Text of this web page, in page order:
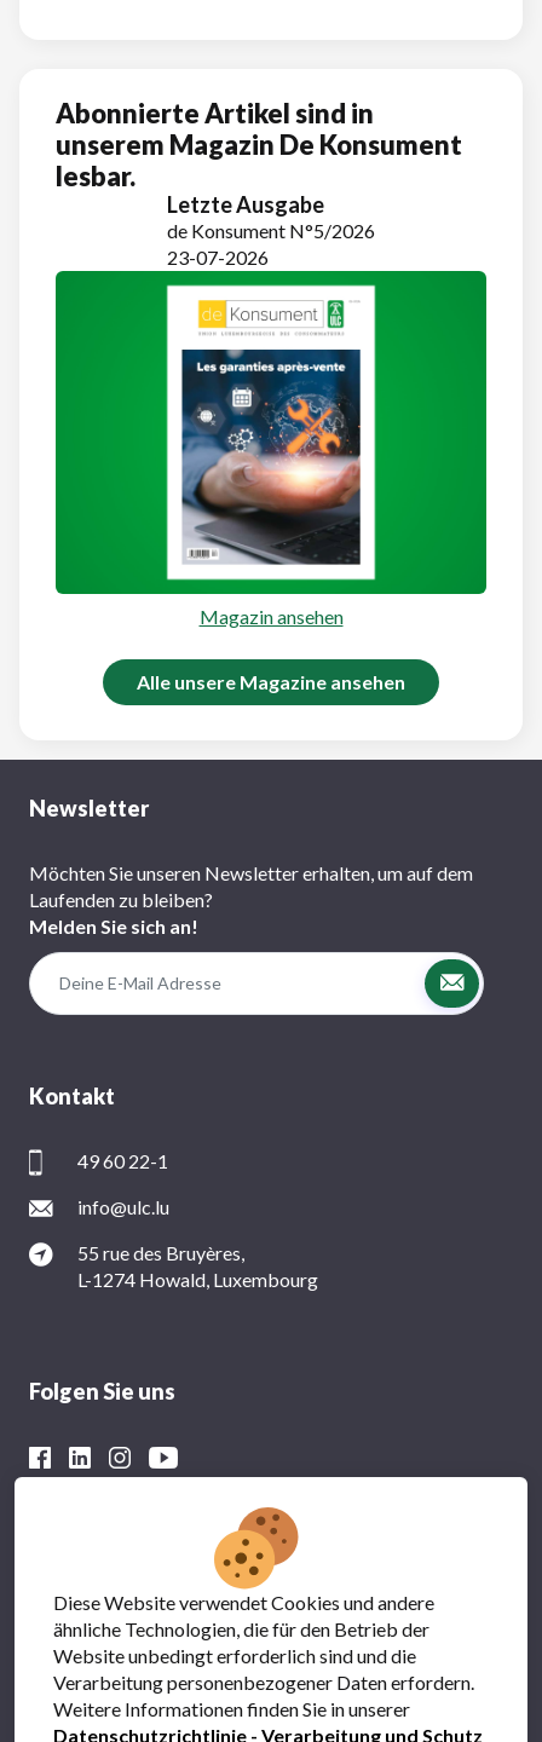
Abonnierte Artikel sind in
unserem Magazin De Konsument
lesbar.
Letzte Ausgabe
de Konsument N°5/2026
23-07-2026
Magazin ansehen
Alle unsere Magazine ansehen
Newsletter
Möchten Sie unseren Newsletter erhalten, um auf dem
Laufenden zu bleiben?
Melden Sie sich an!
Kontakt
49 60 22-1
info@ulc.lu
55 rue des Bruyères,
L-1274 Howald, Luxembourg
Folgen Sie uns
Mit der finanziellen Unterstützung von
Diese Website verwendet Cookies und andere
ähnliche Technologien, die für den Betrieb der
Website unbedingt erforderlich sind und die
Verarbeitung personenbezogener Daten erfordern.
Weitere Informationen finden Sie in unserer
Datenschutzrichtlinie - Verarbeitung und Schutz